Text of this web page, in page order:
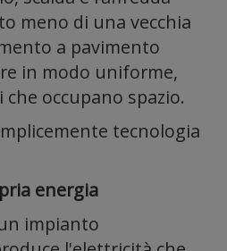
meno di una vecchia
a pavimento
in modo uniforme,
occupano spazio.
tecnologia
energia
impianto